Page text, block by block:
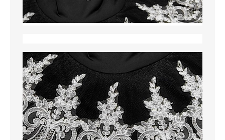
FELPE
PANTALONI
TUTTI I PRODOTTI
CONTATTACI